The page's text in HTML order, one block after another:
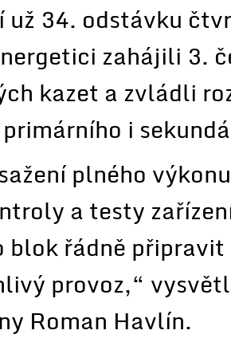
už 34. odstávku
zahájili 3.
kazet a zvládli
i
plného
a testy
blok řádně
provoz,“
Roman Havlín.